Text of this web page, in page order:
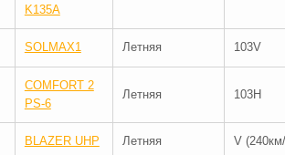
K135A
SOLMAX1 Летняя 103V
COMFORT 2
PS-6
Летняя 103H
BLAZER UHP Летняя V